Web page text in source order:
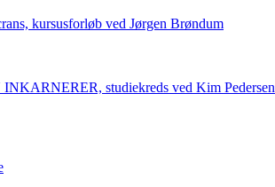
kursusforløb ved Jørgen Brøndum
studiekreds ved Kim Pedersen